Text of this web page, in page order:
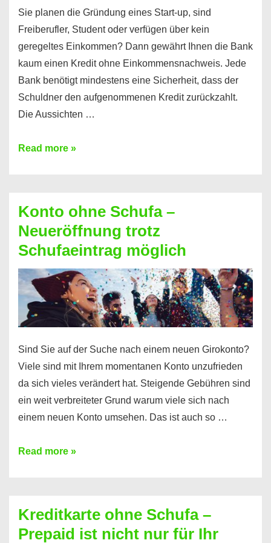
Sie planen die Gründung eines Start-up, sind
Freiberufler, Student oder verfügen über kein
geregeltes Einkommen? Dann gewährt Ihnen die Bank
kaum einen Kredit ohne Einkommensnachweis. Jede
Bank benötigt mindestens eine Sicherheit, dass der
Schuldner den aufgenommenen Kredit zurückzahlt.
Die Aussichten …
Mit
Sie
einen
Kredit
ohne
Einkommensnachweis
Read more »
Konto ohne Schufa –
Neueröffnung trotz
Schufaeintrag möglich
Sind Sie auf der Suche nach einem neuen Girokonto?
Viele sind mit Ihrem momentanen Konto unzufrieden
da sich vieles verändert hat. Steigende Gebühren sind
ein weit verbreiteter Grund warum viele sich nach
einem neuen Konto umsehen. Das ist auch so …
Konto
Neueröffnung
trotz
Read more »
Kreditkarte ohne Schufa –
Prepaid ist nicht nur für Ihr